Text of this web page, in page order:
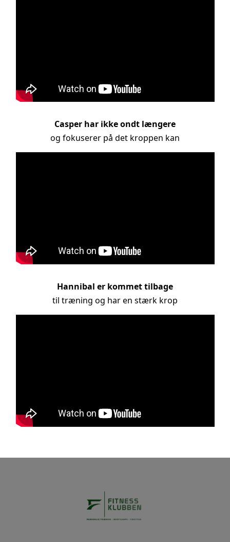
Casper har ikke ondt længere
og fokuserer på det kroppen kan
Hannibal er kommet tilbage
til træning og har en stærk krop